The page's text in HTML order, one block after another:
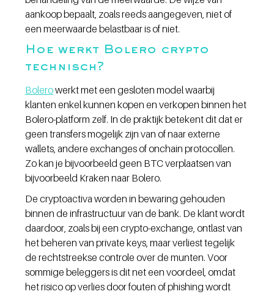
aankoop bepaalt, zoals reeds aangegeven, niet of
een meerwaarde belastbaar is of niet.
Hoe werkt Bolero crypto
technisch?
Bolero werkt met een gesloten model waarbij
klanten enkel kunnen kopen en verkopen binnen het
Bolero-platform zelf. In de praktijk betekent dit dat er
geen transfers mogelijk zijn van of naar externe
wallets, andere exchanges of onchain protocollen.
Zo kan je bijvoorbeeld geen BTC verplaatsen van
bijvoorbeeld Kraken naar Bolero.
De cryptoactiva worden in bewaring gehouden
binnen de infrastructuur van de bank. De klant wordt
daardoor, zoals bij een crypto-exchange, ontlast van
het beheren van private keys, maar verliest tegelijk
de rechtstreekse controle over de munten. Voor
sommige beleggers is dit net een voordeel, omdat
het risico op verlies door fouten of phishing wordt